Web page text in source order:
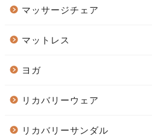
マッサージチェア
マットレス
ヨガ
リカバリーウェア
リカバリーサンダル